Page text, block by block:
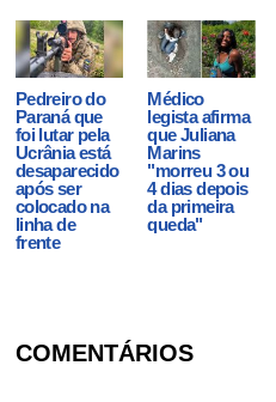
Pedreiro do
Paraná que
foi lutar pela
Ucrânia está
desaparecido
após ser
colocado na
linha de
frente
Médico
legista afirma
que Juliana
Marins
"morreu 3 ou
4 dias depois
da primeira
queda"
COMENTÁRIOS